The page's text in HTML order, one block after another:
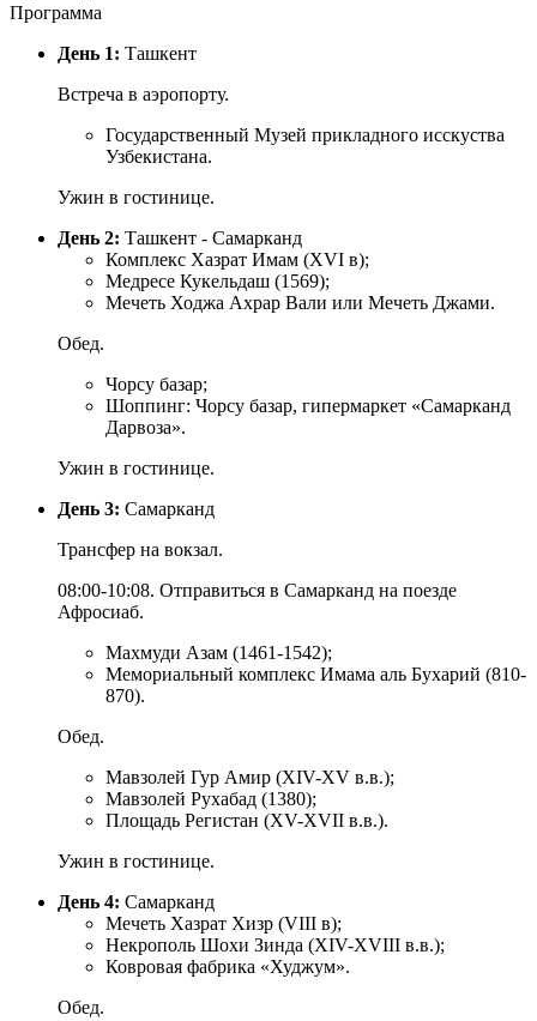
Программа
День 1: Ташкент
Встреча в аэропорту.
Государственный Музей прикладного исскуства
Узбекистана.
Ужин в гостинице.
День 2: Ташкент - Самарканд
Комплекс Хазрат Имам (XVI в);
Медресе Кукельдаш (1569);
Мечеть Ходжа Ахрар Вали или Мечеть Джами.
Обед.
Чорсу базар;
Шоппинг: Чорсу базар, гипермаркет «Самарканд
Дарвоза».
Ужин в гостинице.
День 3: Самарканд
Трансфер на вокзал.
08:00-10:08. Отправиться в Самарканд на поезде
Афросиаб.
Махмуди Азам (1461-1542);
Мемориальный комплекс Имама аль Бухарий (810-
870).
Обед.
Мавзолей Гур Амир (XIV-XV в.в.);
Мавзолей Рухабад (1380);
Площадь Регистан (XV-XVII в.в.).
Ужин в гостинице.
День 4: Самарканд
Мечеть Хазрат Хизр (VIII в);
Некрополь Шохи Зинда (XIV-XVIII в.в.);
Ковровая фабрика «Худжум».
Обед.